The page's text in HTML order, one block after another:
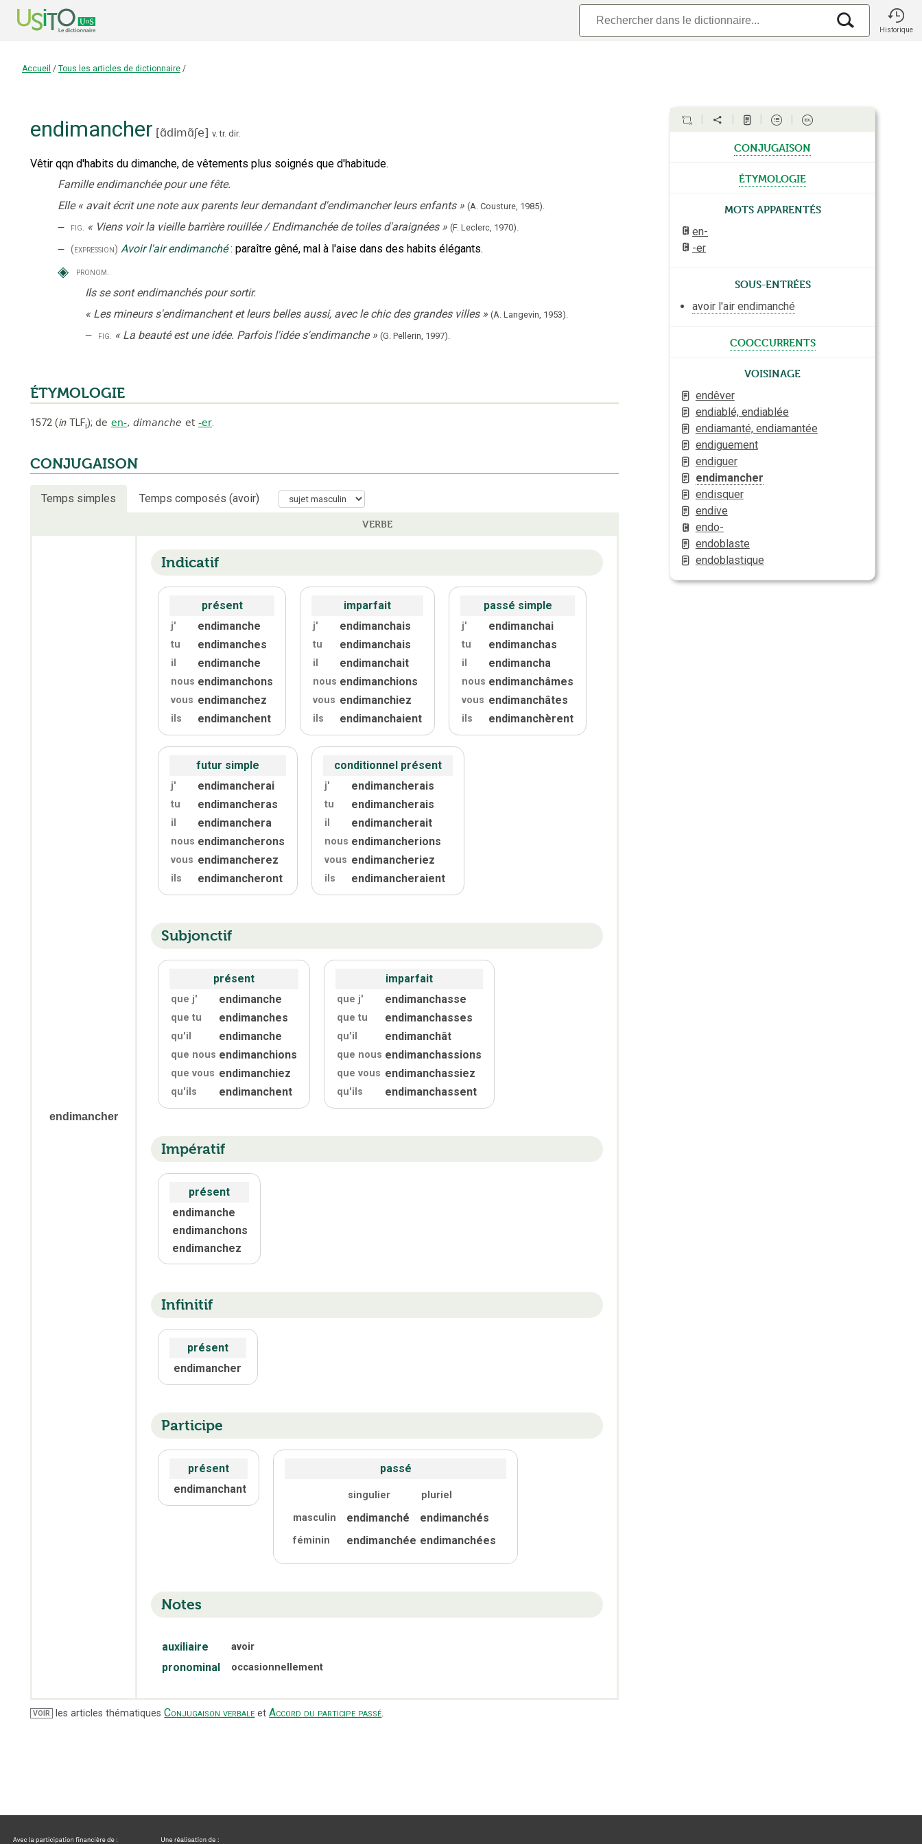
Historique
Accueil / Tous les articles de dictionnaire /
endimancher [ɑ̃dimɑ̃ʃe] v. tr. dir.
Vêtir qqn d'habits du dimanche, de vêtements plus soignés que d'habitude.
Famille endimanchée pour une fête.
Elle « avait écrit une note aux parents leur demandant d'endimancher leurs enfants » (A. Cousture, 1985).
‒ fig. « Viens voir la vieille barrière rouillée / Endimanchée de toiles d'araignées » (F. Leclerc, 1970).
‒ (expression) Avoir l'air endimanché : paraître gêné, mal à l'aise dans des habits élégants.
◈ pronom.
Ils se sont endimanchés pour sortir.
« Les mineurs s'endimanchent et leurs belles aussi, avec le chic des grandes villes » (A. Langevin, 1953).
‒ fig. « La beauté est une idée. Parfois l'idée s'endimanche » (G. Pellerin, 1997).
ÉTYMOLOGIE
1572 (in TLFi); de en-, dimanche et -er.
CONJUGAISON
Temps simples Temps composés (avoir)
VERBE
endimancher
Indicatif
présent
j' endimanche
tu endimanches
il endimanche
nous endimanchons
vous endimanchez
ils endimanchent
imparfait
j' endimanchais
tu endimanchais
il endimanchait
nous endimanchions
vous endimanchiez
ils endimanchaient
passé simple
j' endimanchai
tu endimanchas
il endimancha
nous endimanchâmes
vous endimanchâtes
ils endimanchèrent
futur simple
j' endimancherai
tu endimancheras
il endimanchera
nous endimancherons
vous endimancherez
ils endimancheront
conditionnel présent
j' endimancherais
tu endimancherais
il endimancherait
nous endimancherions
vous endimancheriez
ils endimancheraient
Subjonctif
présent
que j' endimanche
que tu endimanches
qu'il endimanche
que nous endimanchions
que vous endimanchiez
qu'ils endimanchent
imparfait
que j' endimanchasse
que tu endimanchasses
qu'il endimanchât
que nous endimanchassions
que vous endimanchassiez
qu'ils endimanchassent
Impératif
présent
endimanche
endimanchons
endimanchez
Infinitif
présent
endimancher
Participe
présent
endimanchant
passé
singulier
pluriel
masculin
endimanché endimanchés
féminin endimanchée endimanchées
Notes
auxiliaire avoir
pronominal occasionnellement
VOIR les articles thématiques Conjugaison verbale etAccord du participe passé.
conjugaison
étymologie
Mots apparentés
en-
-er
Sous-entrées
avoir l'air endimanché
cooccurrents
Voisinage
endêver
endiablé, endiablée
endiamanté, endiamantée
endiguement
endiguer
endimancher
endisquer
endive
endo-
endoblaste
endoblastique